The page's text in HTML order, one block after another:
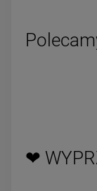
❤